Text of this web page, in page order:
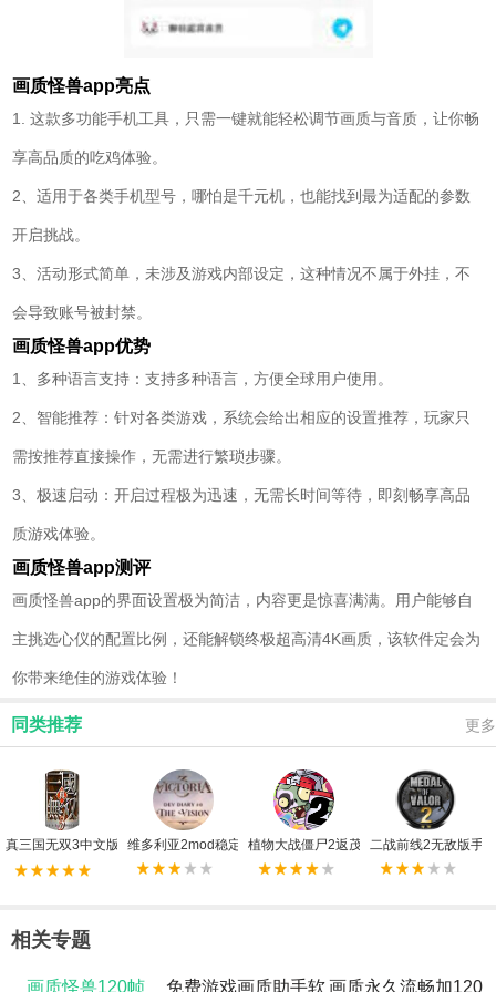
画质怪兽app亮点
1. 这款多功能手机工具，只需一键就能轻松调节画质与音质，让你畅
享高品质的吃鸡体验。
2、适用于各类手机型号，哪怕是千元机，也能找到最为适配的参数
开启挑战。
3、活动形式简单，未涉及游戏内部设定，这种情况不属于外挂，不
会导致账号被封禁。
画质怪兽app优势
1、多种语言支持：支持多种语言，方便全球用户使用。
2、智能推荐：针对各类游戏，系统会给出相应的设置推荐，玩家只
需按推荐直接操作，无需进行繁琐步骤。
3、极速启动：开启过程极为迅速，无需长时间等待，即刻畅享高品
质游戏体验。
画质怪兽app测评
画质怪兽app的界面设置极为简洁，内容更是惊喜满满。用户能够自
主挑选心仪的配置比例，还能解锁终极超高清4K画质，该软件定会为
你带来绝佳的游戏体验！
同类推荐 更多
真三国无双3中文版 维多利亚2mod稳定版植物大战僵尸2返茂版二战前线2无敌版手
相关专题
画质怪兽120帧 免费游戏画质助手软画质永久流畅加120